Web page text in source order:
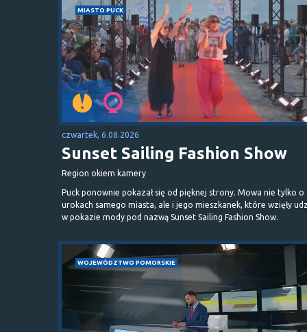
MIASTO PUCK
czwartek, 6.08.2026
Sunset Sailing Fashion Show
Region okiem kamery
Puck ponownie pokazał się od pięknej strony. Mowa nie tylko o
urokach samego miasta, ale i jego mieszkanek, które wzięły
w pokazie mody pod nazwą Sunset Sailing Fashion Show.
WOJEWÓDZTWO POMORSKIE